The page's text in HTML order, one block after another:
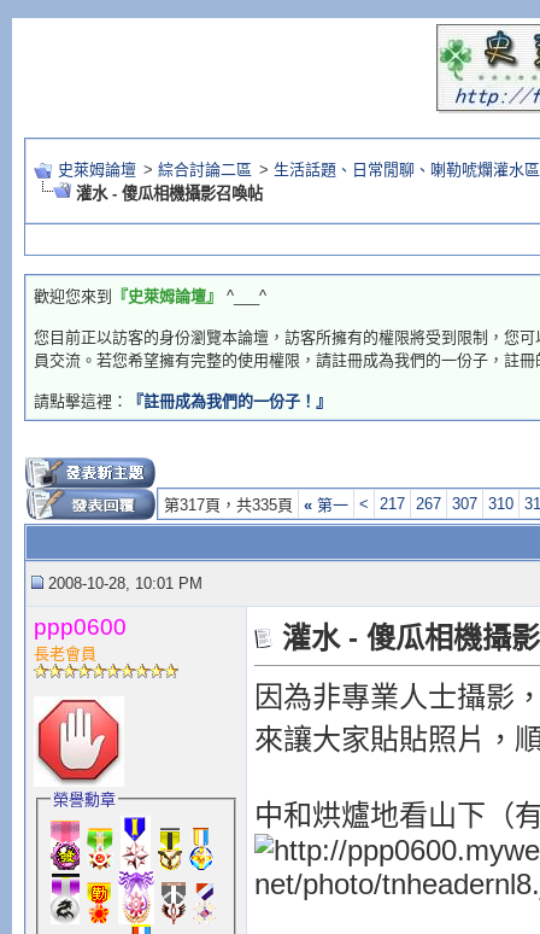
史萊姆論壇 > 綜合討論二區 > 生活話題、日常閒聊、喇勒唬爛灌水區
灌水 - 傻瓜相機攝影召喚帖
歡迎您來到 『史萊姆論壇』 ^___^
您目前正以訪客的身份瀏覽本論壇，訪客所擁有的權限將受到限制，您
員交流。若您希望擁有完整的使用權限，請註冊成為我們的一份子，註
請點擊這裡： 『註冊成為我們的一份子！』
第317頁，共335頁 «第一 < 217 267 307 310
2008-10-28, 10:01 PM
ppp0600
長老會員
榮譽勳章
灌水 - 傻瓜相機攝
因為非專業人士攝影
來讓大家貼貼照片，
中和烘爐地看山下（